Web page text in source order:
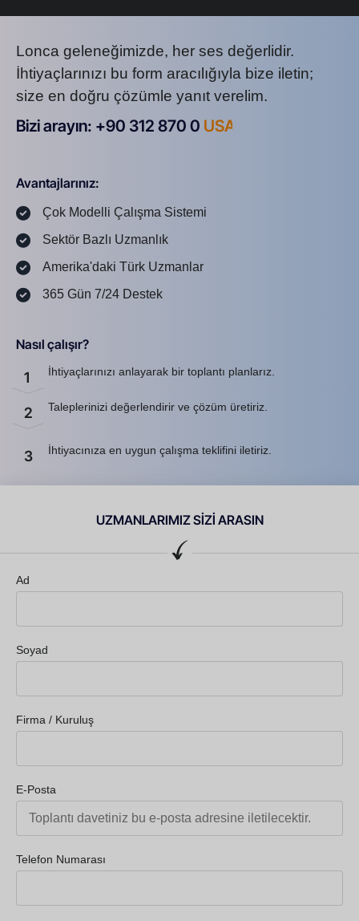
Lonca geleneğimizde, her ses değerlidir.
İhtiyaçlarınızı bu form aracılığıyla bize iletin;
size en doğru çözümle yanıt verelim.
Bizi arayın: +90 312 870 0 USA
Avantajlarınız:
Çok Modelli Çalışma Sistemi
Sektör Bazlı Uzmanlık
Amerika'daki Türk Uzmanlar
365 Gün 7/24 Destek
Nasıl çalışır?
1 İhtiyaçlarınızı anlayarak bir toplantı planlarız.
2 Taleplerinizi değerlendirir ve çözüm üretiriz.
3 İhtiyacınıza en uygun çalışma teklifini iletiriz.
UZMANLARIMIZ SİZİ ARASIN
Ad
Soyad
Firma / Kuruluş
E-Posta
Telefon Numarası